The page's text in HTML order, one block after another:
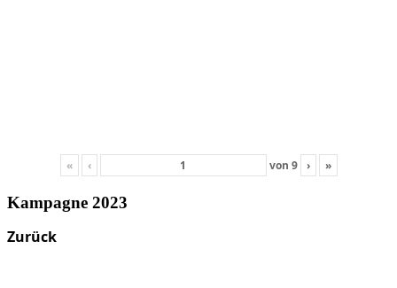
« ‹ von 9 › »
Kampagne 2023
Zurück